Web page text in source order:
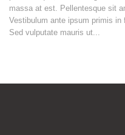
massa at est. Pellentesque sit
Vestibulum ante ipsum primis
Sed vulputate mauris ut...